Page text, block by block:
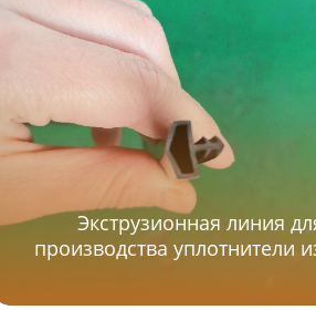
Экструзионная линия
производства уплотнители